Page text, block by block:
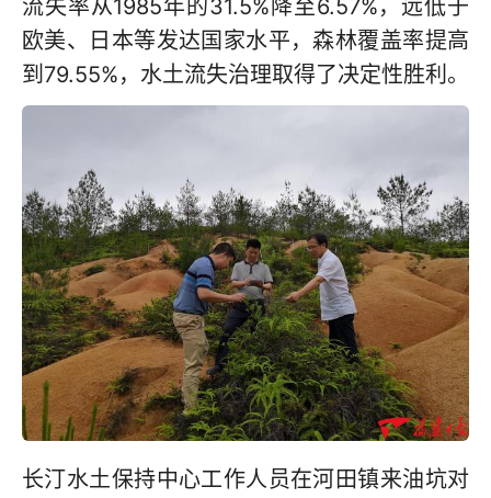
流失率从1985年的31.5%降至6.57%，远低于
欧美、日本等发达国家水平，森林覆盖率提高
到79.55%，水土流失治理取得了决定性胜利。
长汀水土保持中心工作人员在河田镇来油坑对